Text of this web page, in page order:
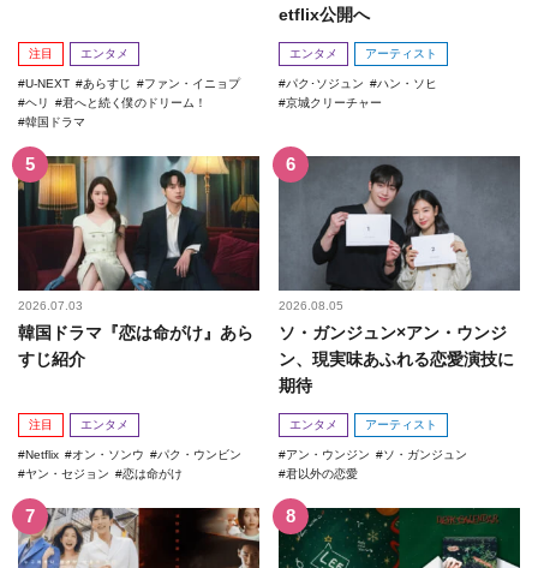
注目 エンタメ
U-NEXT あらすじ
ファン・イニョプ
ヘリ
君へと続く僕のドリーム！
韓国ドラマ
etflix公開へ
エンタメ アーティスト
パク･ソジュン
ハン・ソヒ
京城クリーチャー
2026.07.03
韓国ドラマ『恋は命がけ』あら
すじ紹介
注目 エンタメ
Netflix オン・ソンウ
パク・ウンビン
ヤン・セジョン
恋は命がけ
2026.08.05
ソ・ガンジュン×アン・ウンジ
ン、現実味あふれる恋愛演技に
期待
エンタメ アーティスト
アン・ウンジン
ソ・ガンジュン
君以外の恋愛